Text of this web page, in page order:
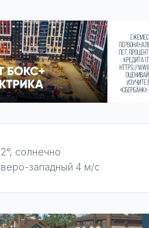
солнечно
западный 4 м/с